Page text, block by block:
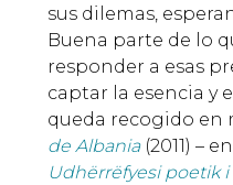
sus dilemas,
Buena parte de lo
responder a esas
captar la esencia y
queda recogido en
de Albania(2011) –
Udhërrëfyesi poetik